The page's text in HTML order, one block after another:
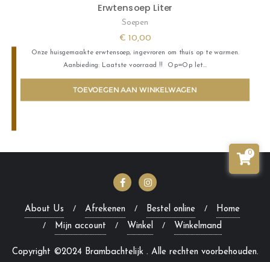
Erwtensoep Liter
Soepen
€ 10,00
Onze huisgemaakte erwtensoep, ingevroren om thuis op te warmen.
Aanbieding: Laatste voorraad !! Op=Op let…
TOEVOEGEN AAN WINKELWAGEN
About Us Afrekenen Bestel online
Home
Mijn account
Winkel Winkelmand
0